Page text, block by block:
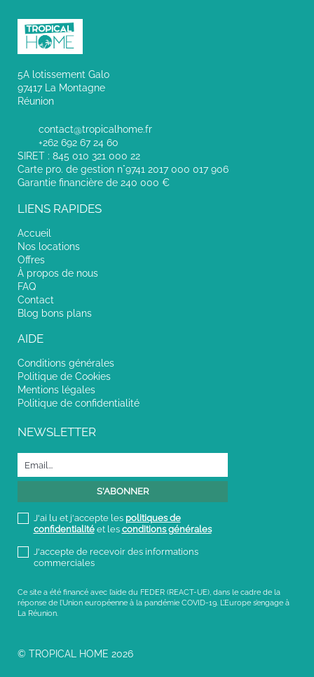
5A lotissement Galo
97417 La Montagne
Réunion
contact@tropicalhome.fr
+262 692 67 24 60
SIRET : 845 010 321 000 22
Carte pro. de gestion n°9741 2017 000 017 906
Garantie financière de 240 000 €
LIENS RAPIDES
Accueil
Nos locations
Offres
À propos de nous
FAQ
Contact
Blog bons plans
AIDE
Conditions générales
Politique de Cookies
Mentions légales
Politique de confidentialité
NEWSLETTER
J'ai lu et j'accepte les politiques de
confidentialitéet les conditions générales
J'accepte de recevoir des informations
commerciales
Ce site a été financé avec l’aide du FEDER (REACT-UE), dans le cadre de la
réponse de l’Union européenne à la pandémie COVID-19. L’Europe s’engage à
La Réunion.
© TROPICAL HOME 2026